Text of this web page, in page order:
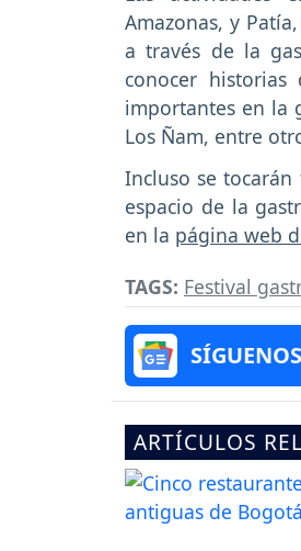
Amazonas, y
a través de la
conocer
importantes en la
Los Ñam, entre
Incluso se
espacio de la
en la página web
TAGS: Festival
ARTÍCULOS